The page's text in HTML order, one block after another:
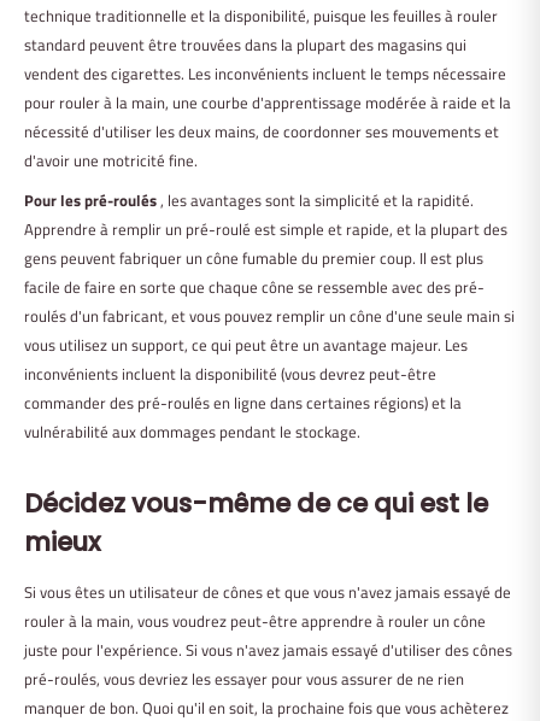
technique traditionnelle et la disponibilité, puisque les feuilles à rouler
standard peuvent être trouvées dans la plupart des magasins qui
vendent des cigarettes. Les inconvénients incluent le temps nécessaire
pour rouler à la main, une courbe d'apprentissage modérée à raide et la
nécessité d'utiliser les deux mains, de coordonner ses mouvements et
d'avoir une motricité fine.
Pour les pré-roulés, les avantages sont la simplicité et la rapidité.
Apprendre à remplir un pré-roulé est simple et rapide, et la plupart des
gens peuvent fabriquer un cône fumable du premier coup. Il est plus
facile de faire en sorte que chaque cône se ressemble avec des pré-
roulés d'un fabricant, et vous pouvez remplir un cône d'une seule main si
vous utilisez un support, ce qui peut être un avantage majeur. Les
inconvénients incluent la disponibilité (vous devrez peut-être
commander des pré-roulés en ligne dans certaines régions) et la
vulnérabilité aux dommages pendant le stockage.
Décidez vous-même de ce qui est le
mieux
Si vous êtes un utilisateur de cônes et que vous n'avez jamais essayé de
rouler à la main, vous voudrez peut-être apprendre à rouler un cône
juste pour l'expérience. Si vous n'avez jamais essayé d'utiliser des cônes
pré-roulés, vous devriez les essayer pour vous assurer de ne rien
manquer de bon. Quoi qu'il en soit, la prochaine fois que vous achèterez